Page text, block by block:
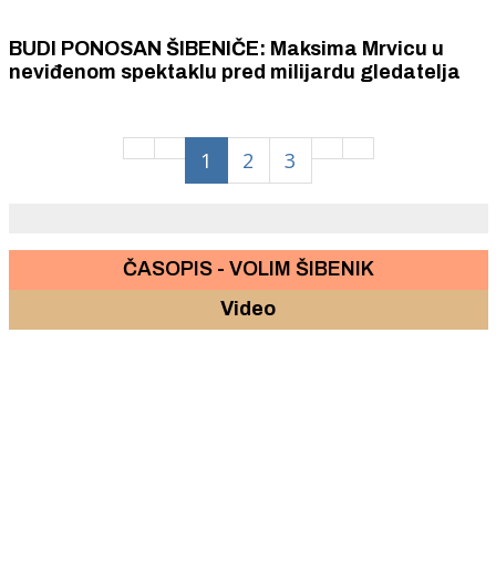
BUDI PONOSAN ŠIBENIČE: Maksima Mrvicu u
neviđenom spektaklu pred milijardu gledatelja
1 2 3
ČASOPIS - VOLIM ŠIBENIK
Video